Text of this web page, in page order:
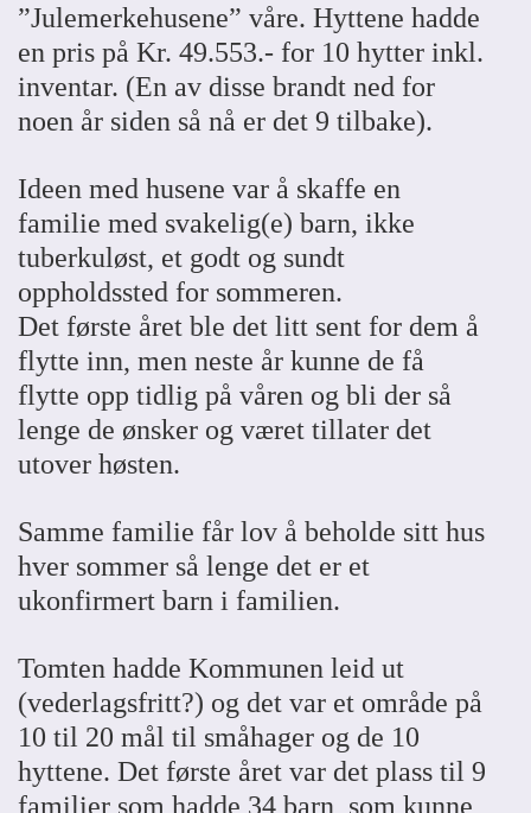
”Julemerkehusene” våre. Hyttene hadde
en pris på Kr. 49.553.- for 10 hytter inkl.
inventar. (En av disse brandt ned for
noen år siden så nå er det 9 tilbake).
Ideen med husene var å skaffe en
familie med svakelig(e) barn, ikke
tuberkuløst, et godt og sundt
oppholdssted for sommeren.
Det første året ble det litt sent for dem å
flytte inn, men neste år kunne de få
flytte opp tidlig på våren og bli der så
lenge de ønsker og været tillater det
utover høsten.
Samme familie får lov å beholde sitt hus
hver sommer så lenge det er et
ukonfirmert barn i familien.
Tomten hadde Kommunen leid ut
(vederlagsfritt?) og det var et område på
10 til 20 mål til småhager og de 10
hyttene. Det første året var det plass til 9
familier som hadde 34 barn, som kunne